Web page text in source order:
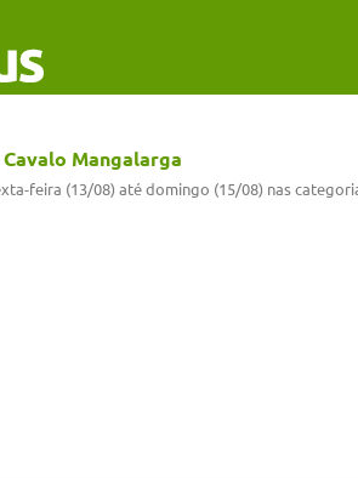
Mangalarga
feira (13/08) até domingo (15/08) nas